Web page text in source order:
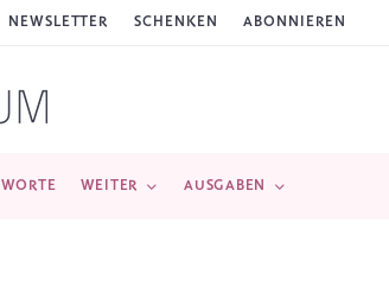
NEWSLETTER SCHENKEN ABONNIEREN
WORTE WEITER AUSGABEN